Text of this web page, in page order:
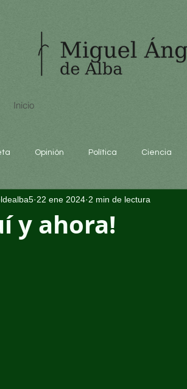
Inicio
Opinión Política Ciencia
educación
y ahora!
22 ene 2024 2 min de lectura